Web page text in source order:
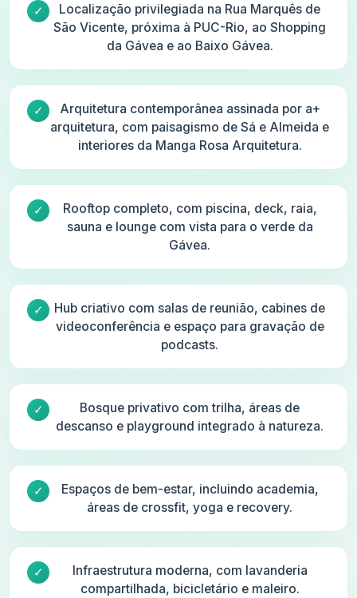
Localização privilegiada na Rua Marquês de
São Vicente, próxima à PUC-Rio, ao Shopping
da Gávea e ao Baixo Gávea.
Arquitetura contemporânea assinada por a+
arquitetura, com paisagismo de Sá e Almeida e
interiores da Manga Rosa Arquitetura.
Rooftop completo, com piscina, deck, raia,
sauna e lounge com vista para o verde da
Gávea.
Hub criativo com salas de reunião, cabines de
videoconferência e espaço para gravação de
podcasts.
Bosque privativo com trilha, áreas de
descanso e playground integrado à natureza.
Espaços de bem-estar, incluindo academia,
áreas de crossfit, yoga e recovery.
Infraestrutura moderna, com lavanderia
compartilhada, bicicletário e maleiro.